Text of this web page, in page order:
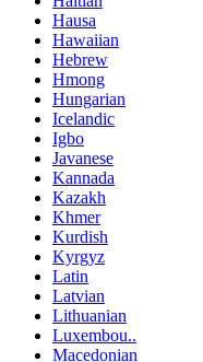
Hausa
Hawaiian
Hebrew
Hmong
Hungarian
Icelandic
Igbo
Javanese
Kannada
Kazakh
Khmer
Kurdish
Kyrgyz
Latin
Latvian
Lithuanian
Luxembou..
Macedonian